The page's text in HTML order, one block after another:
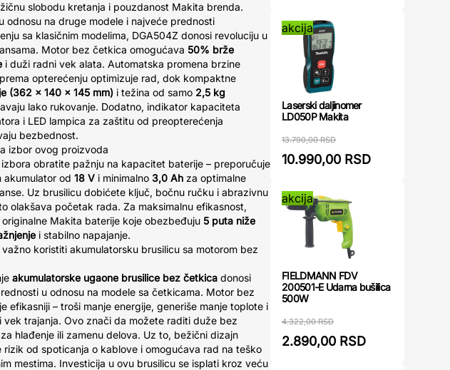
slobodu kretanja i pouzdanost Makita brenda.
odnosu na druge modele i najveće prednosti
sa klasičnim modelima, DGA504Z donosi revoluciju u
Motor bez četkica omogućava 50% brže
i duži radni vek alata. Automatska promena brzine
opterećenju optimizuje rad, dok kompaktne
(362 x 140 x 145 mm) i težina od samo 2,5 kg
lako rukovanje. Dodatno, indikator kapaciteta
i LED lampica za zaštitu od preopterećenja
bezbednost.
izbor ovog proizvoda
izbora obratite pažnju na kapacitet baterije – preporučuje
akumulator od 18 V i minimalno 3,0 Ah za optimalne
Uz brusilicu dobićete ključ, bočnu ručku i abrazivnu
olakšava početak rada. Za maksimalnu efikasnost,
Makita baterije koje obezbeđuju 5 puta niže
i stabilno napajanje.
koristiti akumulatorsku brusilicu sa motorom bez
akumulatorske ugaone brusilice bez četkica donosi
u odnosu na modele sa četkicama. Motor bez
efikasniji – troši manje energije, generiše manje toplote i
vek trajanja. Ovo znači da možete raditi duže bez
hlađenje ili zamenu delova. Uz to, bežični dizajn
rizik od spoticanja o kablove i omogućava rad na teško
mestima. Investicija u ovu brusilicu se isplati kroz veću
akcija
Laserski daljinomer
LD050P Makita
13.790,00 RSD
10.990,00 RSD
akcija
FIELDMANN FDV
200501-E Udarna bušilica
500W
4.322,00 RSD
2.890,00 RSD